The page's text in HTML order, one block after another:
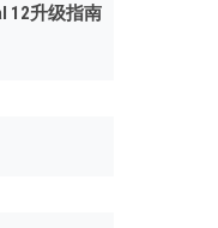
12升级指南